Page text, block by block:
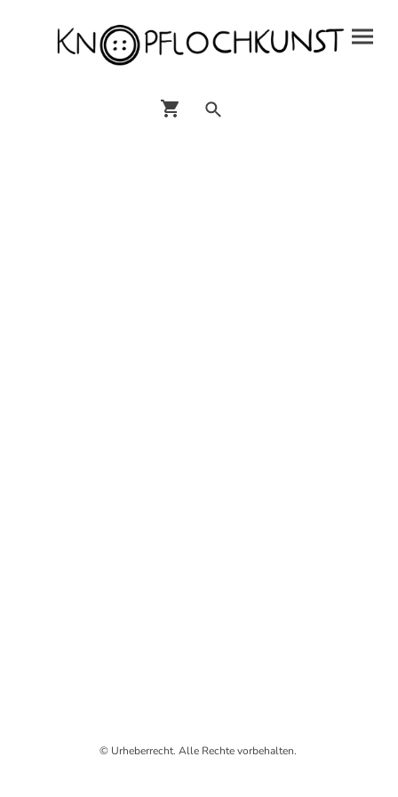
© Urheberrecht. Alle Rechte vorbehalten.